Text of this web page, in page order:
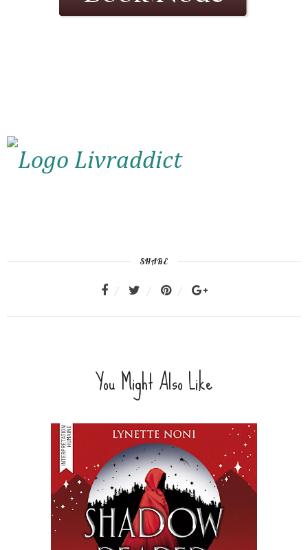
SHARE
You Might Also Like